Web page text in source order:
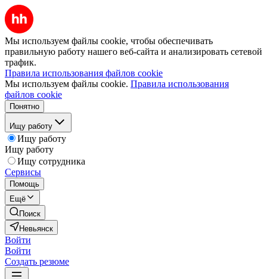
Мы используем файлы cookie, чтобы обеспечивать
правильную работу нашего веб-сайта и анализировать сетевой
трафик.
Правила использования файлов cookie
Мы используем файлы cookie. Правила использования
файлов cookie
Понятно
Ищу работу
Ищу работу
Ищу работу
Ищу сотрудника
Сервисы
Помощь
Ещё
Поиск
Невьянск
Войти
Войти
Создать резюме